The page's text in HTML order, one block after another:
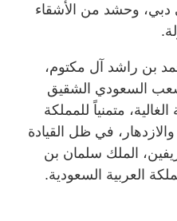
دبي، وحشد من الأشقاء
بن راشد آل مكتوم،
السعودي الشقيق
متمنياً للمملكة
في ظل القيادة
الملك سلمان بن
العربية السعودية.